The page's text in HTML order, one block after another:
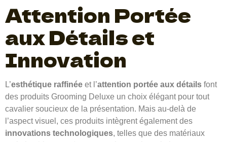
Attention Portée
aux Détails et
Innovation
L’esthétique raffinée et l’attention portée aux détails font
des produits Grooming Deluxe un choix élégant pour tout
cavalier soucieux de la présentation. Mais au-delà de
l’aspect visuel, ces produits intègrent également des
innovations technologiques, telles que des matériaux